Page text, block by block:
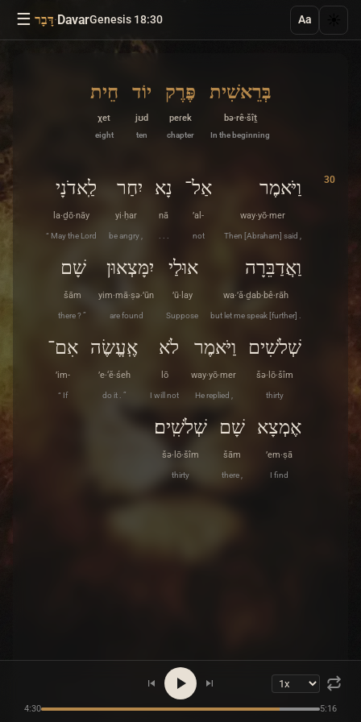
☰ דָּבָר·DavarGenesis 18:30 Aa
בְּרֵאשִׁית
bə·rê·šîṯ
In the beginning
פֶּרֶק
peɾek
chapter
יוֹד
jʊd
ten
חֵית
χet
eight
30 וַיֹּאמֶר
way·yō·mer
Then [Abraham] said ,
אַל־
’al-
not
נָא
nā
. . .
יִחַר
yi·ḥar
be angry ,
לַֽאדֹנָי
la·ḏō·nāy
“ May the Lord
וַאֲדַבֵּרָה
wa·’ă·ḏab·bê·rāh
but let me speak [further] .
אוּלַי
’ū·lay
Suppose
יִמָּצְאוּן
yim·mā·ṣə·’ūn
are found
שָׁם
šām
there ? ”
שְׁלֹשִׁים
šə·lō·šîm
thirty
וַיֹּאמֶר
way·yō·mer
He replied ,
לֹא
lō
I will not
אֶֽעֱשֶׂה
’e·‘ĕ·śeh
do it . ”
אִם־
’im-
“ If
אֶמְצָא
’em·ṣā
I find
שָׁם
šām
there ,
שְׁלֹשִֽׁים׃
šə·lō·šîm
thirty
4:30 5:16